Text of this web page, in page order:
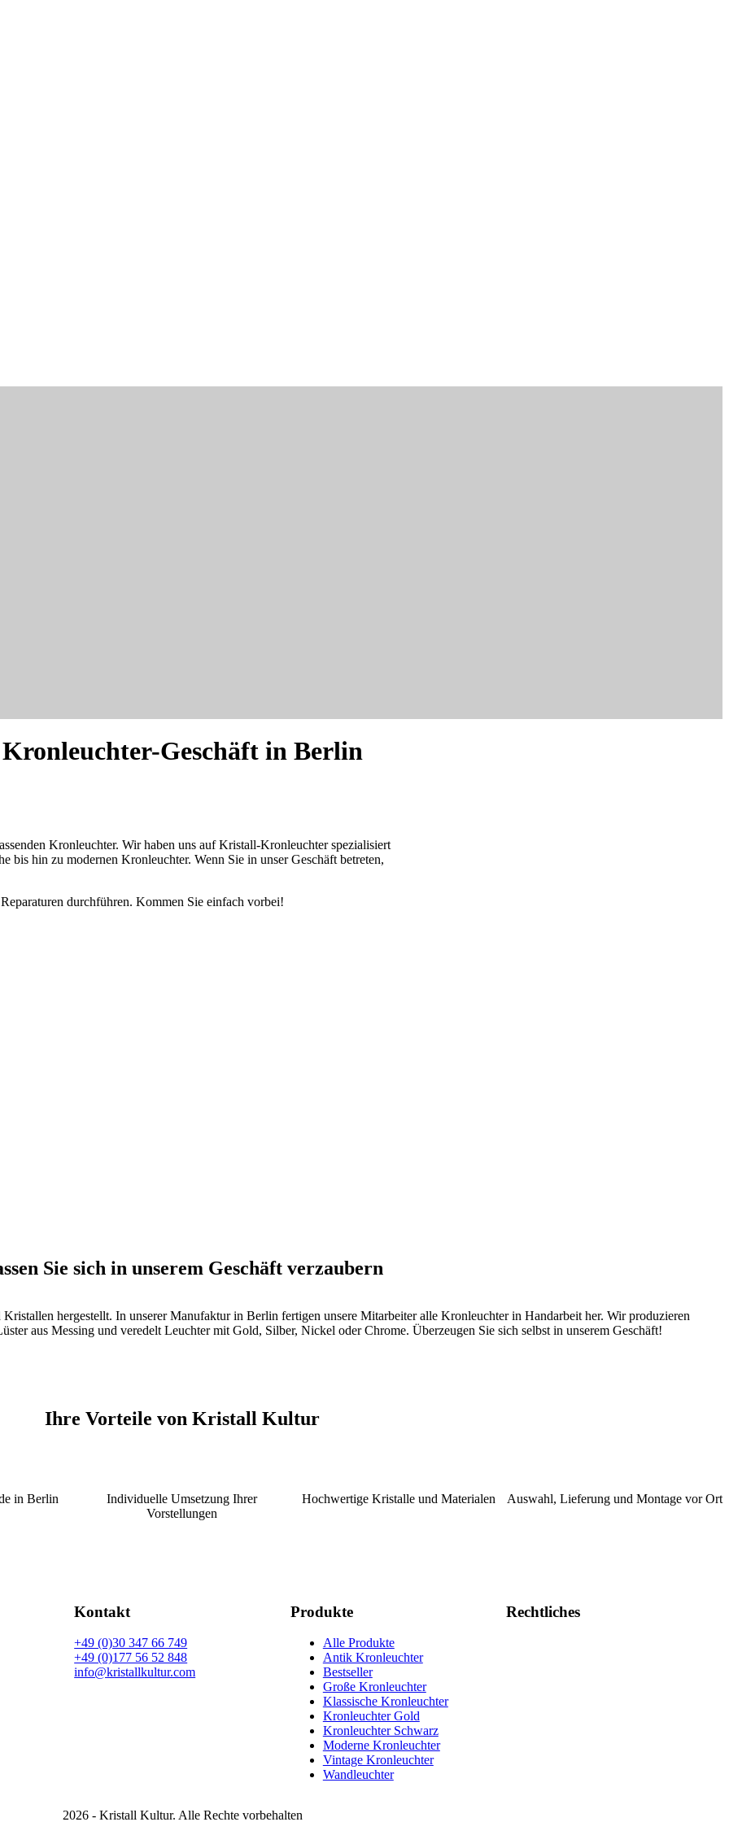
Kronleuchter-Geschäft in Berlin
Kronleuchter. Wir haben uns auf Kristall-Kronleuchter spezialisiert
hin zu modernen Kronleuchter. Wenn Sie in unser Geschäft betreten,
durchführen. Kommen Sie einfach vorbei!
Sie sich in unserem Geschäft verzaubern
hergestellt. In unserer Manufaktur in Berlin fertigen unsere Mitarbeiter alle Kronleuchter in Handarbeit her. Wir produzieren
aus Messing und veredelt Leuchter mit Gold, Silber, Nickel oder Chrome. Überzeugen Sie sich selbst in unserem Geschäft!
Ihre Vorteile von Kristall Kultur
in Berlin
Individuelle Umsetzung Ihrer
Vorstellungen
Hochwertige Kristalle und Materialen Auswahl, Lieferung und Montage vor Ort
Kontakt
+49 (0)30 347 66 749
+49 (0)177 56 52 848
info@kristallkultur.com
Produkte
Alle Produkte
Antik Kronleuchter
Bestseller
Große Kronleuchter
Klassische Kronleuchter
Kronleuchter Gold
Kronleuchter Schwarz
Moderne Kronleuchter
Vintage Kronleuchter
Wandleuchter
Rechtliches
2026 - Kristall Kultur. Alle Rechte vorbehalten